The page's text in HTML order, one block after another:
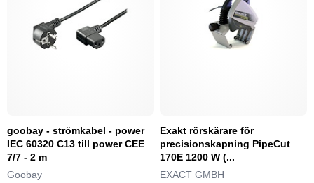
goobay - strömkabel - power
IEC 60320 C13 till power CEE
7/7 - 2 m
Goobay
Exakt rörskärare för
precisionskapning PipeCut
170E 1200 W (...
EXACT GMBH